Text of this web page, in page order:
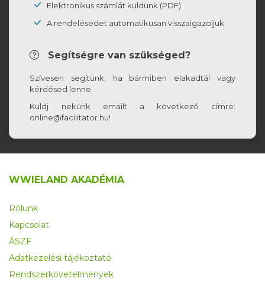
Elektronikus számlát küldünk (PDF)
A rendelésedet automatikusan visszaigazoljuk
Segítségre van szükséged?
Szívesen segítünk, ha bármiben elakadtál vagy
kérdésed lenne.
Küldj nekünk emailt a következő címre:
online@facilitator.hu!
WWIELAND AKADÉMIA
Rólunk
Kapcsolat
ÁSZF
Adatkezelési tájékoztató
Rendszerkövetelmények